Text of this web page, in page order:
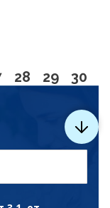
to page
Go to page
28 Go to
29 Go
30
next page